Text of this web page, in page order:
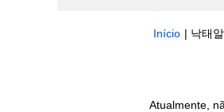
Início | 낙­태
Atualmente,